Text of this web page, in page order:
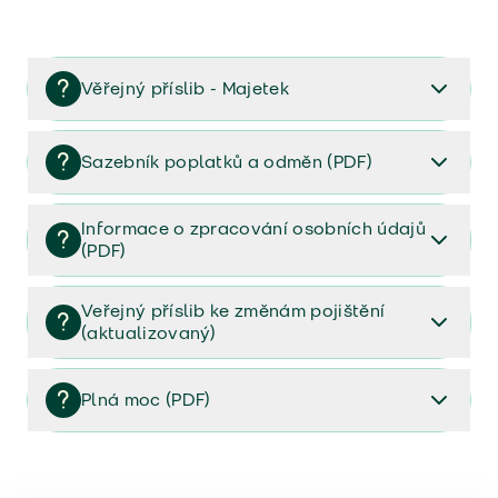
Věřejný příslib - Majetek
Věřejný příslib majetek 2023
Sazebník poplatků a odměn (PDF)
Sazebník poplatků a odměn (PDF)
Informace o zpracování osobních údajů
(PDF)
Informace o zpracování osobních údajů (PDF)
Veřejný příslib ke změnám pojištění
(aktualizovaný)
Veřejný příslib ke změnám pojištění (aktualizovaný)
Plná moc (PDF)